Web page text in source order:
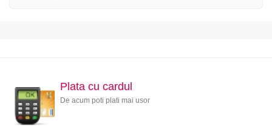
Plata cu cardul
De acum poti plati mai usor